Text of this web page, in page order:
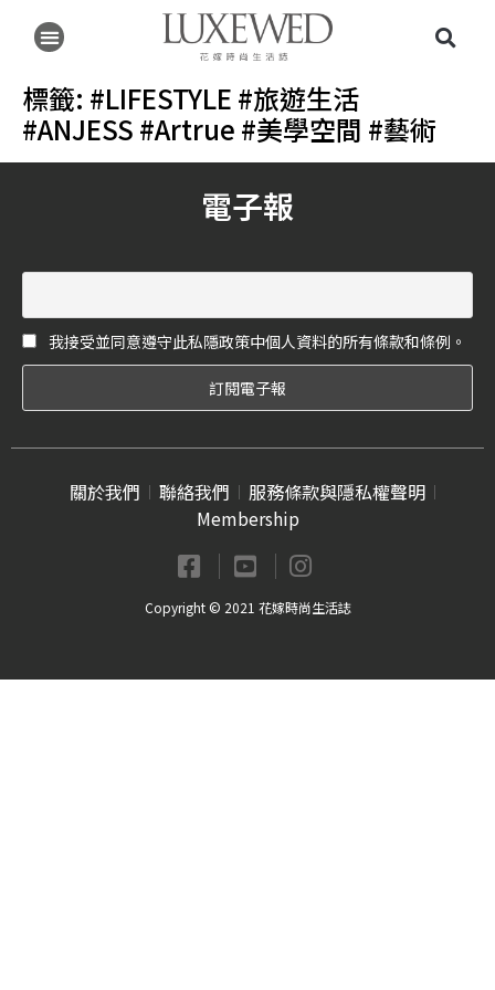
標籤: #LIFESTYLE #旅遊生活
#ANJESS #Artrue #美學空間 #藝術
電子報
我接受並同意遵守此私隱政策中個人資料的所有條款和條例。
關於我們 聯絡我們
服務條款與隱私權聲明
Membership
Copyright © 2021 花嫁時尚生活誌